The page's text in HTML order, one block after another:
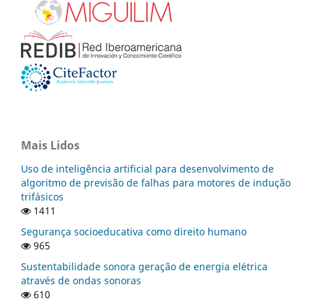
Mais Lidos
Uso de inteligência artificial para desenvolvimento de
algoritmo de previsão de falhas para motores de indução
trifásicos
1411
Segurança socioeducativa como direito humano
965
Sustentabilidade sonora geração de energia elétrica
através de ondas sonoras
610